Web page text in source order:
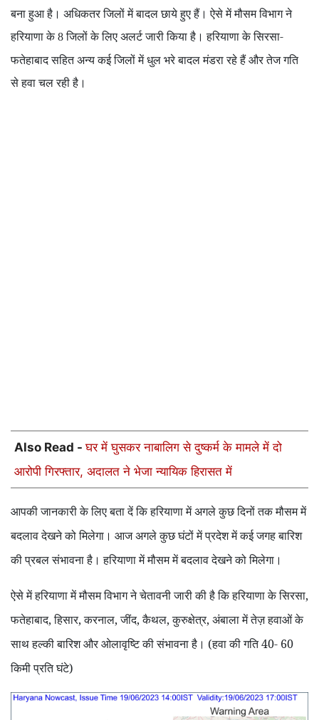
बना हुआ है। अधिकतर जिलों में बादल छाये हुए हैं। ऐसे में मौसम विभाग ने
हरियाणा के8जिलों के लिए अलर्ट जारी किया है। हरियाणा के सिरसा-
फतेहाबाद सहित अन्य कई जिलों में धुल भरे बादल मंडरा रहे हैं और तेज गति
से हवा चल रही है।
Also Read -घर में घुसकर नाबालिग से दुष्कर्म के मामले में दो
आरोपी गिरफ्तार, अदालत ने भेजा न्यायिक हिरासत में
आपकी जानकारी के लिए बता दें कि हरियाणा में अगले कुछ दिनों तक मौसम में
बदलाव देखने को मिलेगा। आज अगले कुछ घंटों में प्रदेश में कई जगह बारिश
की प्रबल संभावना है। हरियाणा में मौसम में बदलाव देखने को मिलेगा।
ऐसे में हरियाणा में मौसम विभाग ने चेतावनी जारी की है कि हरियाणा के सिरसा,
फतेहाबाद,हिसार,करनाल,जींद,कैथल,कुरुक्षेत्र, अंबाला में तेज़ हवाओं के
साथ हल्की बारिश और ओलावृष्टि की संभावना है। (हवा की गति40- 60
किमी प्रति घंटे)